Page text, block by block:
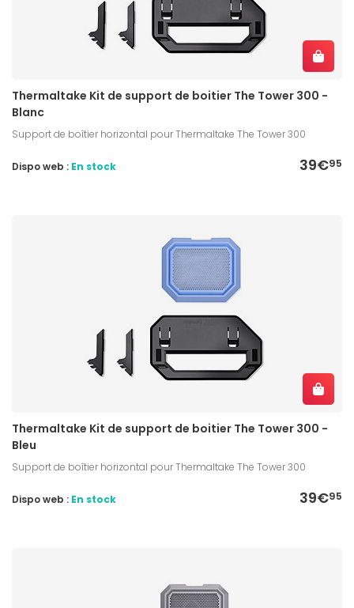
Thermaltake Kit de support de boitier The Tower 300 -
Blanc
Support de boîtier horizontal pour Thermaltake The Tower 300
39€95
Dispo web : En stock
Thermaltake Kit de support de boitier The Tower 300 -
Bleu
Support de boîtier horizontal pour Thermaltake The Tower 300
39€95
Dispo web : En stock